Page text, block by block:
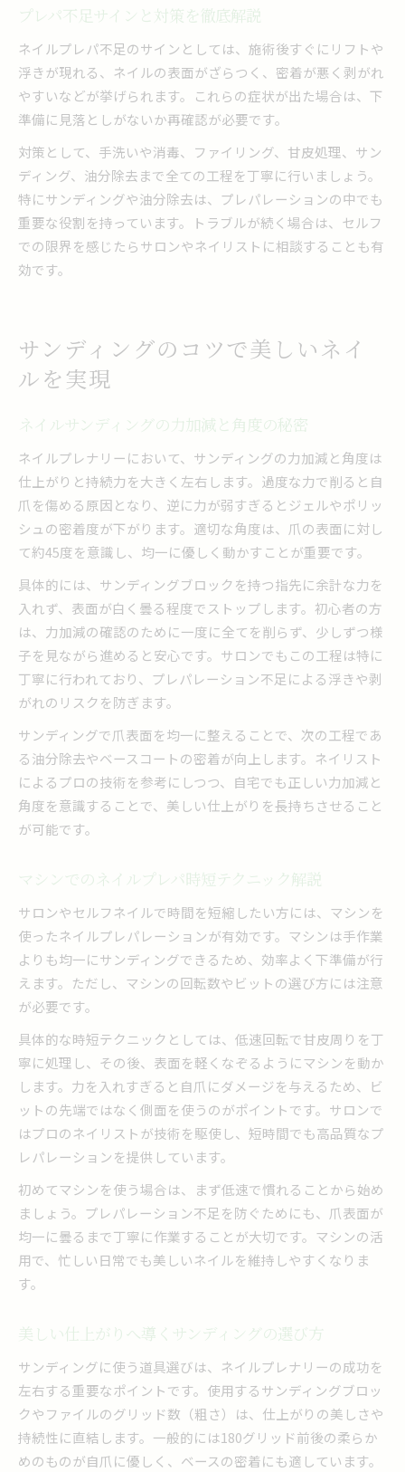
プレパ不足サインと対策を徹底解説
ネイルプレパ不足のサインとしては、施術後すぐにリフトや
浮きが現れる、ネイルの表面がざらつく、密着が悪く剥がれ
やすいなどが挙げられます。これらの症状が出た場合は、下
準備に見落としがないか再確認が必要です。
対策として、手洗いや消毒、ファイリング、甘皮処理、サン
ディング、油分除去まで全ての工程を丁寧に行いましょう。
特にサンディングや油分除去は、プレパレーションの中でも
重要な役割を持っています。トラブルが続く場合は、セルフ
での限界を感じたらサロンやネイリストに相談することも有
効です。
サンディングのコツで美しいネイ
ルを実現
ネイルサンディングの力加減と角度の秘密
ネイルプレナリーにおいて、サンディングの力加減と角度は
仕上がりと持続力を大きく左右します。過度な力で削ると自
爪を傷める原因となり、逆に力が弱すぎるとジェルやポリッ
シュの密着度が下がります。適切な角度は、爪の表面に対し
て約45度を意識し、均一に優しく動かすことが重要です。
具体的には、サンディングブロックを持つ指先に余計な力を
入れず、表面が白く曇る程度でストップします。初心者の方
は、力加減の確認のために一度に全てを削らず、少しずつ様
子を見ながら進めると安心です。サロンでもこの工程は特に
丁寧に行われており、プレパレーション不足による浮きや剥
がれのリスクを防ぎます。
サンディングで爪表面を均一に整えることで、次の工程であ
る油分除去やベースコートの密着が向上します。ネイリスト
によるプロの技術を参考にしつつ、自宅でも正しい力加減と
角度を意識することで、美しい仕上がりを長持ちさせること
が可能です。
マシンでのネイルプレパ時短テクニック解説
サロンやセルフネイルで時間を短縮したい方には、マシンを
使ったネイルプレパレーションが有効です。マシンは手作業
よりも均一にサンディングできるため、効率よく下準備が行
えます。ただし、マシンの回転数やビットの選び方には注意
が必要です。
具体的な時短テクニックとしては、低速回転で甘皮周りを丁
寧に処理し、その後、表面を軽くなぞるようにマシンを動か
します。力を入れすぎると自爪にダメージを与えるため、ビ
ットの先端ではなく側面を使うのがポイントです。サロンで
はプロのネイリストが技術を駆使し、短時間でも高品質なプ
レパレーションを提供しています。
初めてマシンを使う場合は、まず低速で慣れることから始め
ましょう。プレパレーション不足を防ぐためにも、爪表面が
均一に曇るまで丁寧に作業することが大切です。マシンの活
用で、忙しい日常でも美しいネイルを維持しやすくなりま
す。
美しい仕上がりへ導くサンディングの選び方
サンディングに使う道具選びは、ネイルプレナリーの成功を
左右する重要なポイントです。使用するサンディングブロッ
クやファイルのグリッド数（粗さ）は、仕上がりの美しさや
持続性に直結します。一般的には180グリッド前後の柔らか
めのものが自爪に優しく、ベースの密着にも適しています。